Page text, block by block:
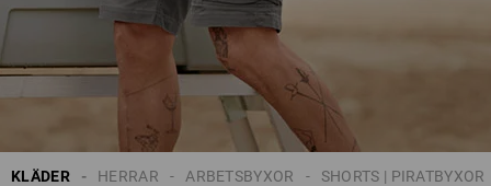
KLÄDER SHORTS | PIRATBYXOR
ARBETSBYXOR
HERRAR